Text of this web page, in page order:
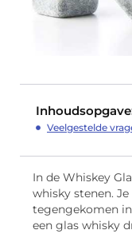
Veelgestelde
In de Whiskey
whisky stenen.
tegengekomen
een glas whisky